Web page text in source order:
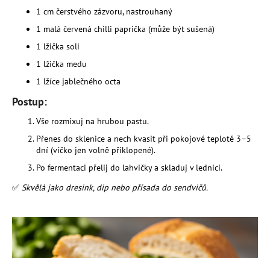
1 cm čerstvého zázvoru, nastrouhaný
1 malá červená chilli paprička (může být sušená)
1 lžička soli
1 lžička medu
1 lžíce jablečného octa
Postup:
Vše rozmixuj na hrubou pastu.
Přenes do sklenice a nech kvasit při pokojové teplotě 3–5
dní (víčko jen volně přiklopené).
Po fermentaci přelij do lahvičky a skladuj v lednici.
✅ Skvělá jako dresink, dip nebo přísada do sendvičů.
t
e
t